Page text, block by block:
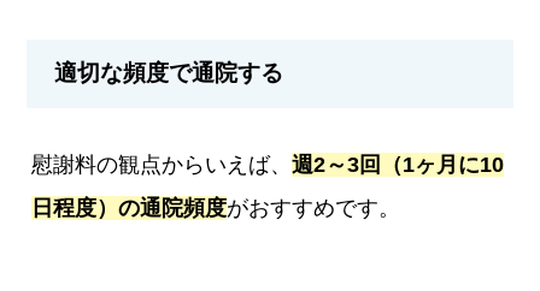
適切な頻度で通院する
慰謝料の観点からいえば、週2～3回（1ヶ月に10
日程度）の通院頻度がおすすめです。